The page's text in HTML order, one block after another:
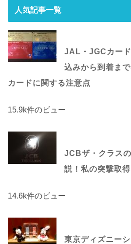
人気記事一覧
JAL・JGCカー
込みから到着ま
カードに関する注意点
15.9k件のビュー
JCBザ・クラス
説！私の突撃取
14.6k件のビュー
東京ディズニー